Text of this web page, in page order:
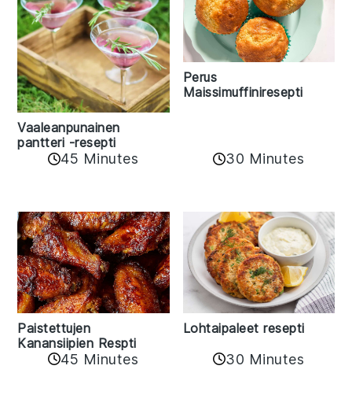
Vaaleanpunainen
pantteri -resepti
45 Minutes
Perus
Maissimuffiniresepti
30 Minutes
Paistettujen
Kanansiipien Respti
45 Minutes
Lohtaipaleet resepti
30 Minutes